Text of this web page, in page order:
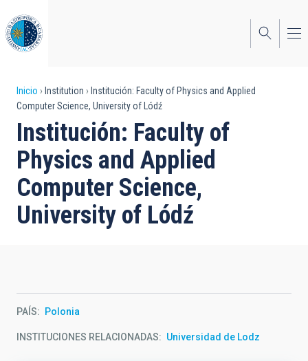
al
contenido
principal
Sobrescribir
enlaces
de
ayuda
a
la
Inicio Institution
Institución: Faculty of Physics and Applied
Computer Science, University of Lódź
Institución: Faculty of
Physics and Applied
Computer Science,
University of Lódź
PAÍS Polonia
INSTITUCIONES RELACIONADAS Universidad de Lodz